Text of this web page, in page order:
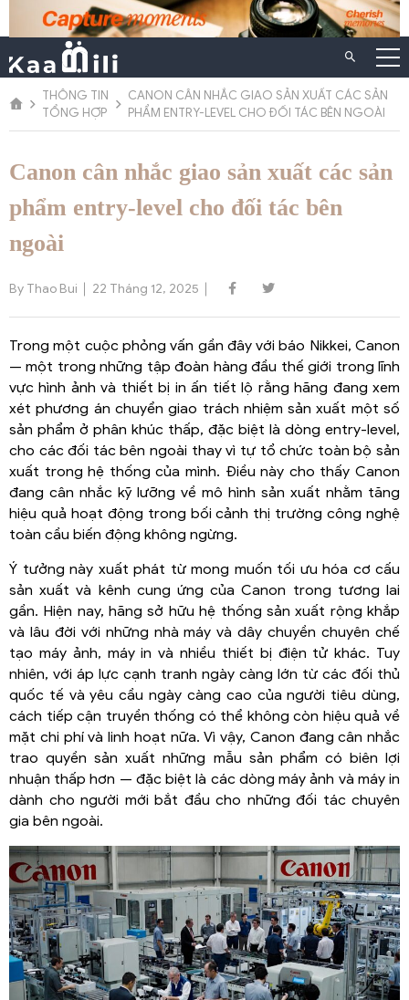
Chuyển
dung
THÔNG TIN
TỔNG HỢP
CANON CÂN NHẮC GIAO SẢN XUẤT CÁC SẢN
PHẨM ENTRY-LEVEL CHO ĐỐI TÁC BÊN NGOÀI
Canon cân nhắc giao sản xuất các sản
phẩm entry-level cho đối tác bên
ngoài
By Thao Bui 22 Tháng 12, 2025
Trong một cuộc phỏng vấn gần đây với báo Nikkei, Canon
— một trong những tập đoàn hàng đầu thế giới trong lĩnh
vực hình ảnh và thiết bị in ấn tiết lộ rằng hãng đang xem
xét phương án chuyển giao trách nhiệm sản xuất một số
sản phẩm ở phân khúc thấp, đặc biệt là dòng entry-level,
cho các đối tác bên ngoài thay vì tự tổ chức toàn bộ sản
xuất trong hệ thống của mình. Điều này cho thấy Canon
đang cân nhắc kỹ lưỡng về mô hình sản xuất nhằm tăng
hiệu quả hoạt động trong bối cảnh thị trường công nghệ
toàn cầu biến động không ngừng.
Ý tưởng này xuất phát từ mong muốn tối ưu hóa cơ cấu
sản xuất và kênh cung ứng của Canon trong tương lai
gần. Hiện nay, hãng sở hữu hệ thống sản xuất rộng khắp
và lâu đời với những nhà máy và dây chuyền chuyên chế
tạo máy ảnh, máy in và nhiều thiết bị điện tử khác. Tuy
nhiên, với áp lực cạnh tranh ngày càng lớn từ các đối thủ
quốc tế và yêu cầu ngày càng cao của người tiêu dùng,
cách tiếp cận truyền thống có thể không còn hiệu quả về
mặt chi phí và linh hoạt nữa. Vì vậy, Canon đang cân nhắc
trao quyền sản xuất những mẫu sản phẩm có biên lợi
nhuận thấp hơn — đặc biệt là các dòng máy ảnh và máy in
dành cho người mới bắt đầu cho những đối tác chuyên
gia bên ngoài.